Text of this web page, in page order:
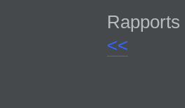
<<